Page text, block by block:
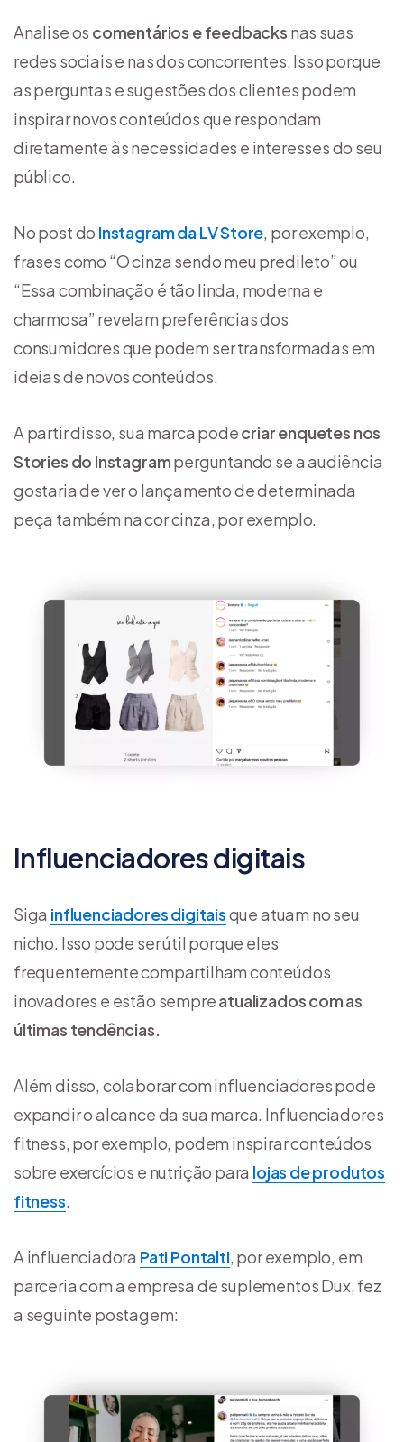
Analise os comentários e feedbacks nas suas
redes sociais e nas dos concorrentes. Isso porque
as perguntas e sugestões dos clientes podem
inspirar novos conteúdos que respondam
diretamente às necessidades e interesses do seu
público.
No post do Instagram da LV Store, por exemplo,
frases como “O cinza sendo meu predileto” ou
“Essa combinação é tão linda, moderna e
charmosa” revelam preferências dos
consumidores que podem ser transformadas em
ideias de novos conteúdos.
A partir disso, sua marca podecriar enquetes nos
Stories do Instagramperguntando se a audiência
gostaria de ver o lançamento de determinada
peça também na cor cinza, por exemplo.
Influenciadores digitais
Siga influenciadores digitaisque atuam no seu
nicho. Isso pode ser útil porque eles
frequentemente compartilham conteúdos
inovadores e estão sempreatualizados com as
últimas tendências.
Além disso, colaborar com influenciadores pode
expandir o alcance da sua marca. Influenciadores
fitness, por exemplo, podem inspirar conteúdos
sobre exercícios e nutrição para lojas de produtos
fitness.
A influenciadora Pati Pontalti, por exemplo, em
parceria com a empresa de suplementos Dux, fez
a seguinte postagem: